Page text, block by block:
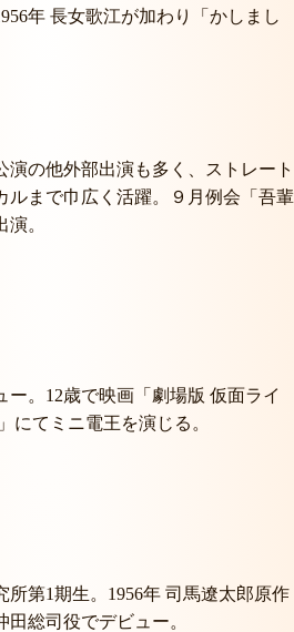
年 長女歌江が加わり「かしまし
演の他外部出演も多く、ストレート
ルまで巾広く活躍。９月例会「吾輩
。
ー。12歳で映画「劇場版 仮面ライ
にてミニ電王を演じる。
所第1期生。1956年 司馬遼太郎原作
田総司役でデビュー。